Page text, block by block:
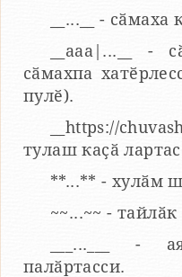
__...__ -
__aaa|...__ -
сӑмахпа
пулӗ).
__https://
тулаш каҫӑ
**...** - хулӑм
~~...~~ -
___...___ -
палӑртасси.